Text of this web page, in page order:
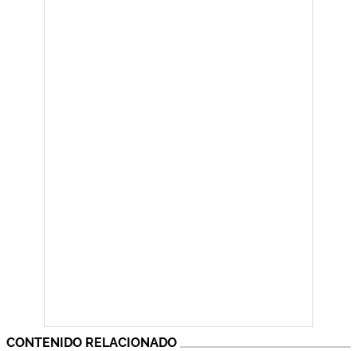
CONTENIDO RELACIONADO